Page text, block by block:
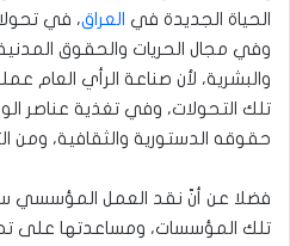
الحياة الجديدة في
العراق، في
وفي مجال الحريات والحقوق
والبشرية، لأن صناعة الرأي العام
تلك التحولات، وفي تغذية عناصر
حقوقه الدستورية والثقافية، ومن
فضلا عن أنّ نقد العمل المؤسسي
تلك المؤسسات، ومساعدتها على